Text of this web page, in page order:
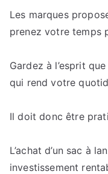
Les marques
prenez votre temps
Gardez à l’esprit
qui rend votre
Il doit donc être
L’achat d’un sac à
investissement